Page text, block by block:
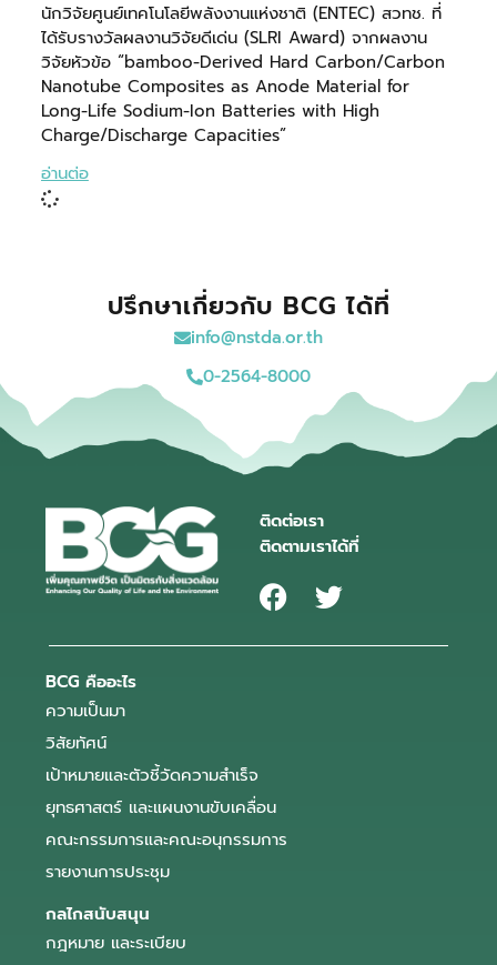
นักวิจัยศูนย์เทคโนโลยีพลังงานแห่งชาติ (ENTEC) สวทช. ที่
ได้รับรางวัลผลงานวิจัยดีเด่น (SLRI Award) จากผลงาน
วิจัยหัวข้อ “bamboo-Derived Hard Carbon/Carbon
Nanotube Composites as Anode Material for
Long-Life Sodium-Ion Batteries with High
Charge/Discharge Capacities”
อ่านต่อ
ปรึกษาเกี่ยวกับ BCG ได้ที่
info@nstda.or.th
0-2564-8000
ติดต่อเรา
ติดตามเราได้ที่
BCG คืออะไร
ความเป็นมา
วิสัยทัศน์
เป้าหมายและตัวชี้วัดความสำเร็จ
ยุทธศาสตร์ และแผนงานขับเคลื่อน
คณะกรรมการและคณะอนุกรรมการ
รายงานการประชุม
กลไกสนับสนุน
กฎหมาย และระเบียบ